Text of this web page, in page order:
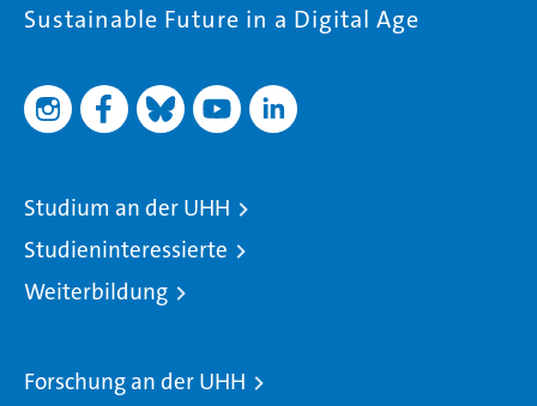
Sustainable Future in a Digital Age
Studium an der UHH
Studieninteressierte
Weiterbildung
Forschung an der UHH